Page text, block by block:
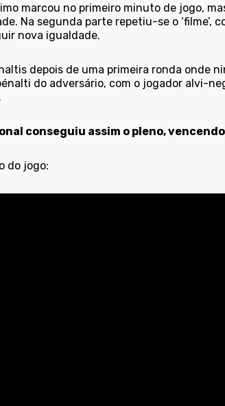
marcou no primeiro minuto de jogo,
Na segunda parte repetiu-se o ‘filme’,
nova igualdade.
depois de uma primeira ronda onde
do adversário, com o jogador alvi-
conseguiu assim o pleno,
do jogo: